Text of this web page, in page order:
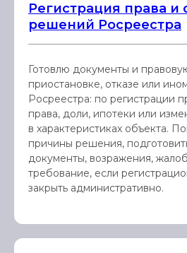
Регистрация права и
решений Росреестра
Готовлю документы и
приостановке, отказе или
Росреестра: по регистрации
права, доли, ипотеки или
в характеристиках объекта.
причины решения,
документы, возражения,
требование, если
закрыть административно.